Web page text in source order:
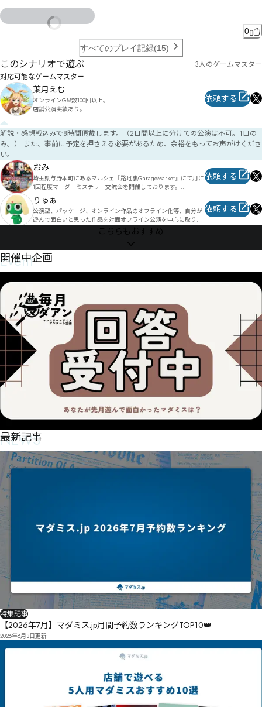
⛅㌊㌎㍑㌦㍤㋭㌥㌻㌥㌮㍑㍢㋟㋙㋴㋞㋞㌈㋁湉㋟淴㌍㋢㌇㋠㋻㋃㋮㋨㊃懿㌍㋳渁奧㋷糖毿礏㋷銊噘
㋼㋙㋜㋪㌀㌀帹餶㌊㍴㎊㍃㌋蒉㌵㌃㊦
儱哴鏵悬哠㌙㍞㎩㎎㌖蒚咷㋾蔢㌃㌹㍀㌃㌙㌣㌨㌇㊽㌘㌡㌊㌏兌唏㌮毠賓㌝㌭㌌㌨㌝㌳㍞报㍚㌵ǘ兝㍀
淴㌿㌬㌼Ǡ㌯㍗㌞㋜內唪㍌暇盦㍈㍑㍞㍠湈賉㍒唘錽㍁㍑㌰㍌㍜㍚扃棖㍡㏐㏧㎨㎺㍟嘎㍒㍢㌿㍂㍐㍦㍟
㌂
凌姡㍳畾㍱㍤㎔㍴濲搚㍥㎘㍡㍷㍻㍨㍱㌕
㏈㐓㏸啦噤㎂㎋㌞冦庹錺㎫廨跪稜数咎堈㎓㌵鎤硎㎚鑺唴㎞岭㍾㎝㎊㎚㎰㎍㍻㍅㍅踐棂㎜㎎煟㎖㎦㎼
㎙㎇㍑㎭㎐鮟㎌㍋
鎗㏕㎝㐊㐠㐊㐓㐶㑇㏃鏐努㎣㏢㐇㐾㐯㐪㐡㐧㏎㐌㐐㏵哉新㎽㍨蕒啯㎶啑椥㏄㏍褛㐂勆荷㎾㏀㏖㏽㐄
㏶㏄㏑㏡㏀㐈㏑㏧㏌喥榐㏚㏣㎇㏙㏵褴㏸㑅㑛㑅㑎㑱㒂㏜暒㏵㏹㏘㐠㑁㑅㏿㏰㏥餦㏧㐇㏢汹㐋㏸㐠㐆
㐊㏧㐉㐆㐷㏺㐊㏶㐵㎮㐏㐶㐽㐯㏽㐊㐓㐣㐥㑲㒈㑲㑻㒞㒯㐉玁坙㏂㐔㐰樅瑽㐬㏇㑭㑱㒴㒉㓇澆往白㐾
㒋㒡㒋㒔㒷㓈㐽㐙㑣㑁㐞㐡祭插㐪搄鏿㑌麺㑡㑇㑄㏨
埵㑂㐺㑵㐱㑜㒮㒔㓐㓥㒣㑛㏶㓗㒛㓁㑄㒃㐇ЭЭ扲噌㑮瑬劍㑪豐榾刓樕㑳㑳㑭㑪压礵勈㑛㑔㒜㐟㑻葲㑢
嘐㑰㐚㑬㒦㒝㑢膓怜善㒬欠㒱㒆㒊㒰㒆㒴̩㒑离搠㑸糧吏㒚崹㓀㒕㒒㐶
㒓㒎㒞㐺㒍㒩喡㓉欽㓎㓊㒬㓽㔓㓽㔆㔩㔺㒔駫㓙㒮㒲㒑㓙㒷匾快㒫㓟㓄㑖勡卍㓆圮溹鮽㓞跨㒦㓅㒯㓬
㑤
㒸㓔駺㑩栋哟㓚㔥㔠㔱㔷㕙㕤㔻㕗㕰㔾㓤墄囅㔋噴㓒㓢揶暾㓪㕑㕰㕑㕬㓝㔐㓰㓰㓶巐賖㔝賘㓰㓴㓙㔚
㒒㓥㔝㔗轫樝㔩塮㔣曕㓲㔂㓧㓵㔝㓤㔉㓦㓩㔳㓶㔑㔩㓬㓴㔗㓳㔖㒮㔖擌㓴幼㔳㔾μ翆ο㒹
㓴㔫㕔㕊㕚㕀㕜紃罦㖃圛稛㕍㖁㕦㓸鉜㗓㖳㗃㕪睶垷誫㕌呝㖎㖎㕏㖇㕝㖓㕲㕍㖝㕲㕥Ў㔛
㔜㖆㘎㖦㔖㖓㕘匭㖆㕸㖛叕㖊㕼㖟㖊㖊㖬㖌㖬汐汀㖆㕲㖱㔪咩㖎㖒㖯㖷㖒㖖滼㗁㖝㕸㖽㕃
㕄㖠㖼㔼㖙㗉㖩㖮ն午㘟㘶㘍㙀㙁㙂㖌㗍㕋տ卓㘪㙁㘘攕軒㖼㗦㖻㖮㕣
㕤㗑㙖㕜㗃㗟汞坼㗋轡㗅㗂镾㗯缧㗖闢窌㗘隸坲㗘㗝蝷姣㗛㖶㖾㗽㗐㖺㗓㖼㘥㙭㙋㙷㙸㙹㗃㘄҂㗬㘖㗤
㗐斫㗲壜堤㗡㗪㗛㗷㗱㗵㗝㗰ғҔ妯㗡阐窺㘪奰㗫奱㘨㘨㘦㗥壴堼㗹㘉㘦㗩㗪㘯ҩ㖶
㖷Ҵ岝晿㘆㘖Һ㗺㖴㗼㗽㚱㚲㚳㗆
㘦㘙闒召㘧叼牽壾㘲呿渂㘓廑㙘㘭㘱㘣㙋㘱㘮㘾㘜㗔㘰㙠㙄㗗㘪㙆哳運㙉闰吊㙅ئح㘬㙫㛄㛗㚜㛍㛚哀
㘶㙑㗷除梋㙅㙎㚝㛔㛛㚢㚳㛱㙂陱笛㚋姑㙌姒㚈㙬㙪奔墜㙛㚎㘑㙭㙊㙍殸㙨㙴糹瀥㙙槞罉㙥㚝㙱㙞㚝
㙿㚄㙷㙻㙸Ԣ脬ԥ㘟
㙽㚭㚑㚋㚦㙰㙵㘨㙻㚗汬盤㚓㚜㛩㛿㛩㛲㜕㜦㚢鼧㛉㚞㙼㚘㛠㛞㛵㛪㜺㚪㜋㛴㜃㜶爖㚑琽垬㚟㚯㚎㚪
㚟㚵㙏㚮㚰㚨㛸㛶㜍㜂㝒㛂爪㛫垿㛧㛥㛩㚽㛍㛏浙毰㛑㜏㜓㛸楨㛌虮㛊㚼㛓㚯㛹㛂㛘㙲㛏㛊㛚浭氄㛥
㜣㜧㜌舜窂㛔㛤㛃㛟㛯㛱㜾㝔㜾㝇㝪㝻涵啄㛲㛎㜘㛡㛷㛜㜠㛝㛶㛺㛙㛵㚙㜇㛸㛱㜁㜅㛣㜢㜂㜆祐啜㜒
涜氳㜑堌㜋㜈㜘㛶㞧㞨㞩׎׏
㜐㜢舉㛾㜦柇忏㜤㜣㜏㝊㜩㜁㜣㜠㛄㜭㝗㜭㝬㝰㞳㞈㟆㜹椗嘩㝘㜽㞑㝸㞋㝁ꂦ㝀嫞㜛㞃㞇㜦喰隘㝰㝅㜡
㝃㝀㝐㝊㜦㝰㛨㝋㝦㝳㛫㞑㞕㟘㞭㟫㞂犫报㝊㝓㝣㝥㞲㟈㞲㞻㟞㟯㝤㛿㞺㟐㞺㟃㟦㟷㞗狀抺㝟㝨㝸㝺
㞲㞶㟹㟎㠌㝹㝖㝙㜕狧狐㞁㞡㞀㞉㞉浞鲰攌㝡㞬㞑㝵㞀㞒㜱縞鄵㞉㜶狤嗥㞌㞐㞍㞗㝴㝷㟁㞄㞔㜷
㞋㞧櫢筁㞫媐㞩嬖㞑墦㟎㟌㟐㝆猀嘁嗓嘿㞸鉙㞻㟈㟊招㟊㞞㞽鄶㞟㟡㞵㟙㟆㟇㝛韕籿奣颫㟊㟄㞥㟈㟒
㟢㟈㟅㞶獿㟔㟁㟑㞰㟗㞹㟒㟏㟐㟳饀郵㟟栻徨㟶㟠揄㟆㟖㝿猉杴㟪㟍㠋襭腴柴拖㟵槓㟴頄粮㟻疮㠗㟹
㟛㟴㟱㠁㟴㟸㟵㞙㠖㟛㞛嗖瑗嫘㠆㟶㠆㠐鉸洪㟰喻㠑妡㠇㠀㞫曊㠚囇胬㠝浠峷屳㠞嬈婐㠝㠄㠗㠧㠡㡃
㠇㠠㠝㢺㢻㢼㠰㠎㠮㠇㣁㣂㣃
㢢㢸㡱㢲㣋㡽㢴㢻㢂㢓㣑㡁窆嚒㠝㡀㡖㠳㠡甜㡍觊姧㡊㠺㡊㡧㟧࠵࠸ࠬ寶惖㡚绥釼㡐㡘㠵㠸缒绬㡤㡠㡂㡢
㢎㡾㢋㡴㢴娱櫱㢆㢺㢟㢸㡼㢕㢒㢜㢷桓㡽㢄㠺婗潚竲榈㢥㢮㤗㤭㣦㤧㥀㣲㤩㤰㣷㤈㥆㢶竻圇㢚㢓㣛局
賙畜剀义ゟィ奥奈゠ドガやぅうぇ
0
すべてのプレイ記録(15)
このシナリオで遊ぶ
3人のゲームマスター
対応可能なゲームマスター
葉月えむ
オンラインGM数100回以上。
店舗公演実績あり。
関東近郊を主に活動しておりますが、出張公演も対応可能です。
配信卓も可能となっておりますので、お気軽にお申し付けくださ
い。
依頼する
解説・感想戦込みで8時間頂戴します。（2日間以上に分けての公演は不可。1日の
み。） また、事前に予定を押さえる必要があるため、余裕をもってお声がけくださ
い。
おみ
埼玉県与野本町にあるマルシェ『路地裏GarageMarket』にて月に
1回程度マーダーミステリー交流会を開催しております。
東京近郊or埼玉県内でしたらGMご依頼お引き受け致しますので
お気軽にご連絡下さい！
『マダミス≒大人の贅沢なごっこ遊び』だと考えています。
GMご依頼お引き受けしたからには至高の雰囲気作り・極上の物
依頼する
りゅぁ
公演型、パッケージ、オンライン作品のオフライン化等、自分が
遊んで面白いと思った作品を対面オフライン公演を中心に取り扱
わさせて頂いております。
一部作品はオンラインでのGMも行っております。
平日土日祝問わず、24時間いつでも日程のご相談が可能です。
直近の日程でも、先の日程でもお気軽にご相談ください。
依頼する
こちらもおすすめ
Event
開催中企画
NEWS
最新記事
特集記事
【2026年7月】マダミス.jp月間予約数ランキングTOP10👑
2026年8月3日更新